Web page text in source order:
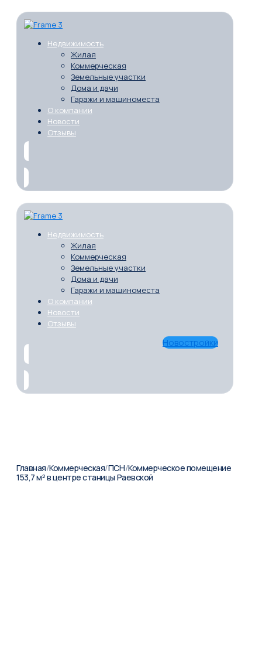
Недвижимость
Жилая
Коммерческая
Земельные участки
Дома и дачи
Гаражи и машиноместа
О компании
Новости
Отзывы
Недвижимость
Жилая
Коммерческая
Земельные участки
Дома и дачи
Гаражи и машиноместа
О компании
Новости
Отзывы
Новостройки
Главная/Коммерческая/ПСН/Коммерческое помещение
153,7 м² в центре станицы Раевской